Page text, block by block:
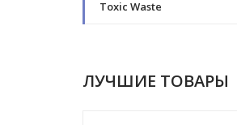
Toxic Waste
ЛУЧШИЕ ТОВАРЫ